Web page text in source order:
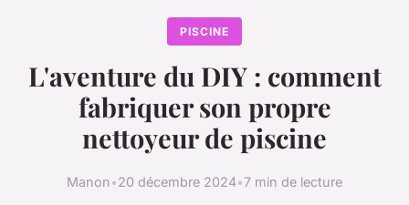
PISCINE
L'aventure du DIY : comment
fabriquer son propre
nettoyeur de piscine
Manon•20 décembre 2024•7 min de lecture